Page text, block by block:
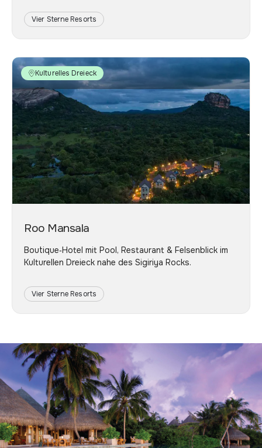
Vier Sterne Resorts
Kulturelles Dreieck
Roo Mansala
Boutique‑Hotel mit Pool, Restaurant & Felsenblick im
Kulturellen Dreieck nahe des Sigiriya Rocks.
Vier Sterne Resorts